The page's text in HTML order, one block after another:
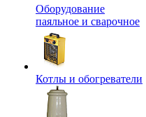
Оборудование
паяльное и сварочное
Котлы и обогреватели